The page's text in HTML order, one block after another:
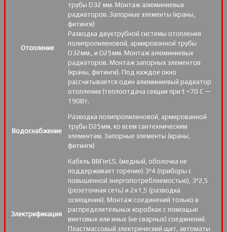
Отопление
трубы D32 мм. Монтаж алюминиевых
радиаторов. Запорные элементы (краны,
фитинги)
Разводка двухтрубной системы отопления
полипропиленовой, армированной трубы
D32мм., и D25мм. Монтаж алюминиевых
радиаторов. Монтаж запорных элементов
(краны, фитинги). Под каждое окно
рассчитывается один алюминиевый радиатор
отопления (теплоотдача секции при t =70 С —
190Вт.
Водоснабжение
Разводка полипропиленовой, армированной
трубы D25мм, ко всем сантехническим
элементам. Запорные элементы (краны,
фитинги)
Электрификация
Кабель ВВГнгLS. (медный, оболочка не
поддерживает горение) 3*4 (приборы с
повышенной энергопотребляемостью), 3*2,5
(розеточная сеть) и 2х1,5 (разводка
освещения). Монтаж соединений только в
распределительных коробках с помощью
винтовых или иных (не сварных) соединений.
Пластмассовый электрический щит, автоматы